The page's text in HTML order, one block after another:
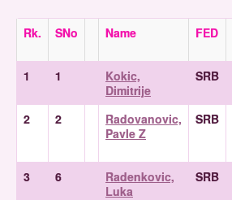
Rk. SNo Name FED
1 1
Kokic,
Dimitrije
SRB
2 2
Radovanovic,
Pavle Z
SRB
3 6
Radenkovic,
Luka
SRB